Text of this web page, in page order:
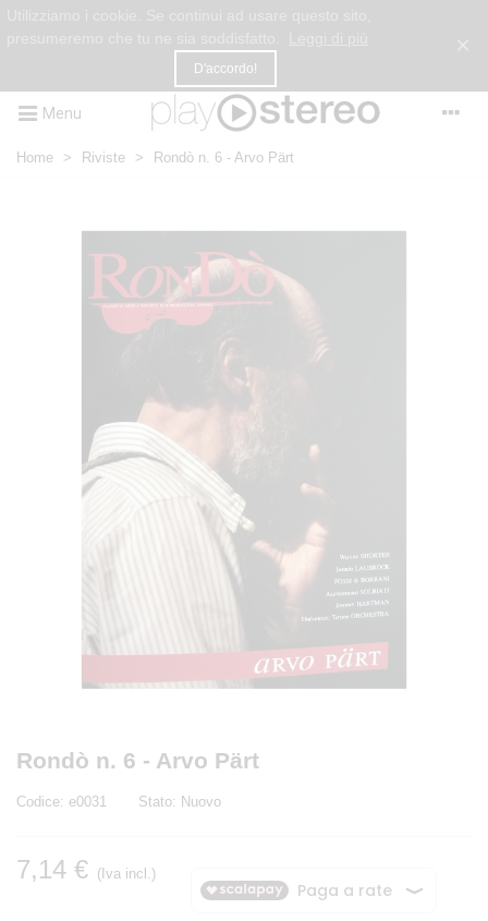
D'accordo!
Menu
Home > Riviste > Rondò n. 6 - Arvo Pärt
Rondò n. 6 - Arvo Pärt
Codice: e0031 Stato: Nuovo
7,14 € (Iva incl.)